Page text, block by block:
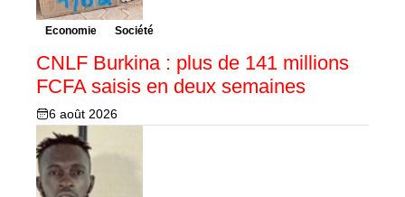
Economie Société
CNLF Burkina : plus de 141 millions
FCFA saisis en deux semaines
6 août 2026